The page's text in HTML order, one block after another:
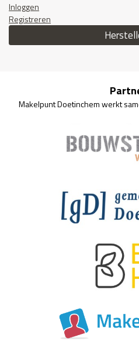
Inloggen
Registreren
Makelpunt Doetinchem werkt